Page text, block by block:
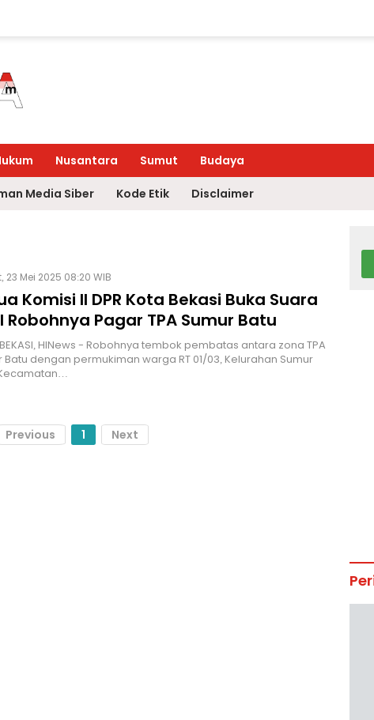
Nusantara Sumut Budaya
Media Siber Kode Etik Disclaimer
23 Mei 2025 08:20 WIB
Komisi II DPR Kota Bekasi Buka Suara
Robohnya Pagar TPA Sumur Batu
BEKASI, HINews - Robohnya tembok pembatas antara zona TPA
Batu dengan permukiman warga RT 01/03, Kelurahan Sumur
Previous 1 Next